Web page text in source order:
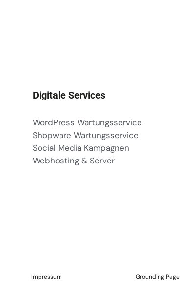
Digitale Services
WordPress Wartungsservice
Shopware Wartungsservice
Social Media Kampagnen
Webhosting & Server
Impressum Grounding Page